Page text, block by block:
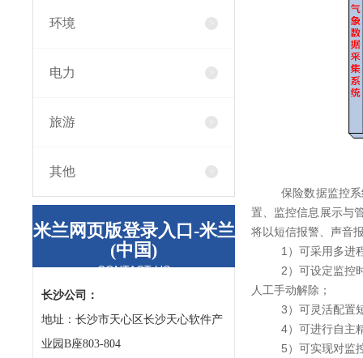
环境
电力
旅游
其他
米兰网页版登录入口-米兰
(中国)
CONTACT US
长沙公司：
地址：长沙市天心区长沙天心软件产
业园B座803-804
保险数据监控
置、监控信息展示与
将以短信报警、声音
1）可采用多进
2）可设定监控
人工手动解除；
3）可灵活配置
4）可进行自主
5）可实现对监控频